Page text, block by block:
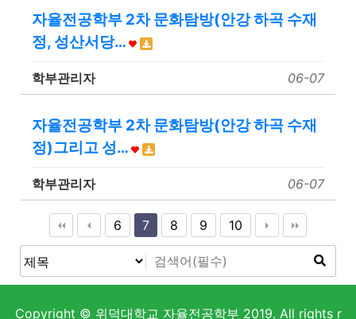
자율전공학부 2차 문화탐방(안강 하곡 수재
정, 성산서당…
학부관리자 06-07
자율전공학부 2차 문화탐방(안강 하곡 수재
정)그리고 성…
학부관리자 06-07
6 7 8 9 10
Copyright © 위덕대학교 자율전공학부 2019. All rights r